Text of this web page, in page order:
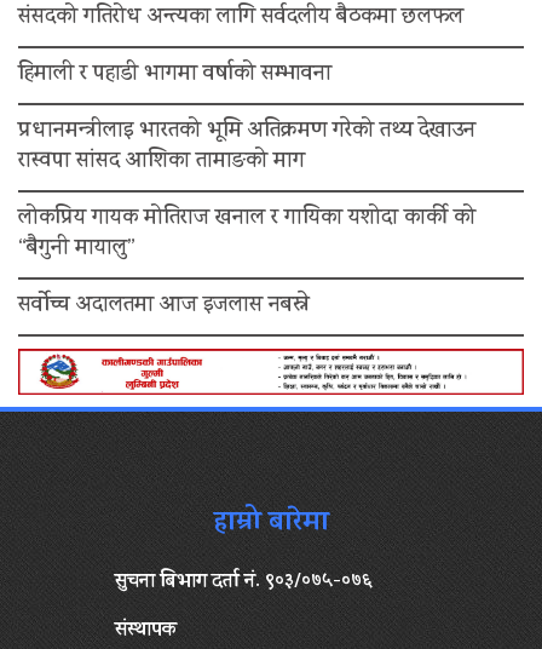
संसदको गतिरोध अन्त्यका लागि सर्वदलीय बैठकमा छलफल
हिमाली र पहाडी भागमा वर्षाको सम्भावना
प्रधानमन्त्रीलाइ भारतको भूमि अतिक्रमण गरेको तथ्य देखाउन
रास्वपा सांसद आशिका तामाङको माग
लोकप्रिय गायक मोतिराज खनाल र गायिका यशोदा कार्की को
“बैगुनी मायालु”
सर्वोच्च अदालतमा आज इजलास नबस्ने
हाम्रो बारेमा
सुचना बिभाग दर्ता नं. ९०३/०७५-०७६
संस्थापक